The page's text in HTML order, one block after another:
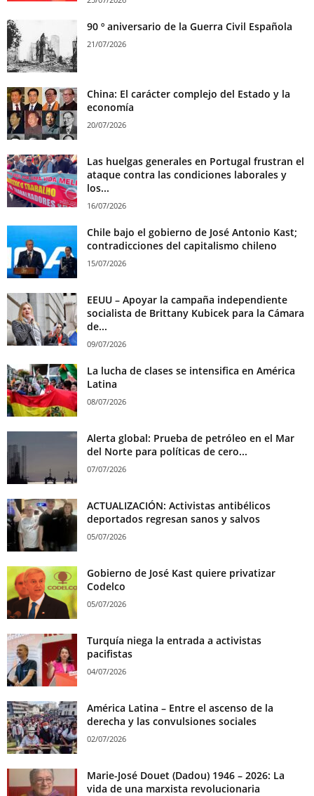
90 º aniversario de la Guerra Civil Española
21/07/2026
China: El carácter complejo del Estado y la
economía
20/07/2026
Las huelgas generales en Portugal frustran el
ataque contra las condiciones laborales y
los...
16/07/2026
Chile bajo el gobierno de José Antonio Kast;
contradicciones del capitalismo chileno
15/07/2026
EEUU – Apoyar la campaña independiente
socialista de Brittany Kubicek para la Cámara
de...
09/07/2026
La lucha de clases se intensifica en América
Latina
08/07/2026
Alerta global: Prueba de petróleo en el Mar
del Norte para políticas de cero...
07/07/2026
ACTUALIZACIÓN: Activistas antibélicos
deportados regresan sanos y salvos
05/07/2026
Gobierno de José Kast quiere privatizar
Codelco
05/07/2026
Turquía niega la entrada a activistas
pacifistas
04/07/2026
América Latina – Entre el ascenso de la
derecha y las convulsiones sociales
02/07/2026
Marie-José Douet (Dadou) 1946 – 2026: La
vida de una marxista revolucionaria